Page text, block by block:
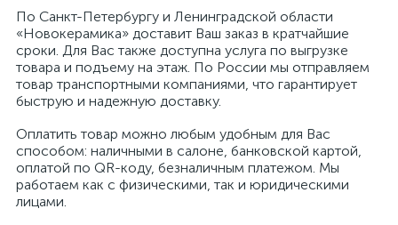
По Санкт-Петербургу и Ленинградской области
«Новокерамика» доставит Ваш заказ в кратчайшие
сроки. Для Вас также доступна услуга по выгрузке
товара и подъему на этаж. По России мы отправляем
товар транспортными компаниями, что гарантирует
быструю и надежную доставку.
Оплатить товар можно любым удобным для Вас
способом: наличными в салоне, банковской картой,
оплатой по QR-коду, безналичным платежом. Мы
работаем как с физическими, так и юридическими
лицами.